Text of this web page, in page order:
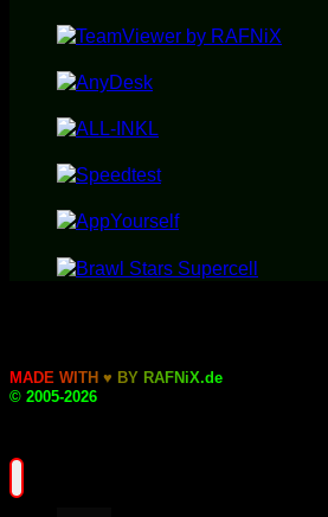
MADE W TH ♥ BY RAFN iX.de
© 2005-2026